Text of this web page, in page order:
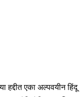
हद्दीत एका अल्पवयीन हिंदू